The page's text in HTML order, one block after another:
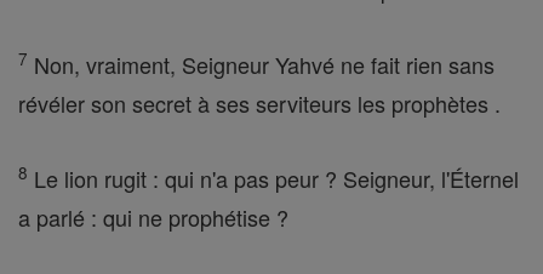
7 Non, vraiment, Seigneur Yahvé ne fait rien sans
révéler son secret à ses serviteurs les prophètes .
8 Le lion rugit : qui n'a pas peur ? Seigneur, l'Éternel
a parlé : qui ne prophétise ?